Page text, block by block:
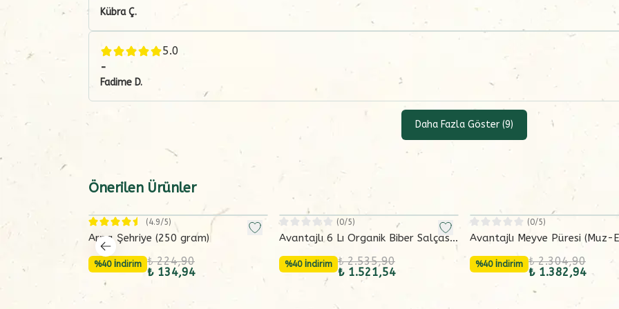
Kübra Ç.
5.0
-
Fadime D.
Daha Fazla Göster (9)
Önerilen Ürünler
(4.9/5)
Arpa Şehriye (250 gram)
%40 İndirim ₺ 224,90
₺ 134,94
(0/5)
Avantajlı 6 Lı Organik Biber Salçası
%40 İndirim ₺ 2.535,90
₺ 1.521,54
(0/5)
Avantajlı Meyve Püresi (Muz-
%40 İndirim ₺ 2.304,90
₺ 1.382,94